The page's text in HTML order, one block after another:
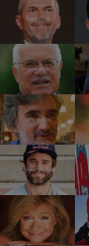
Marek Eben
Václav Klaus
Martin Myšička
Vavřinec Hradilek
Jana Paulová